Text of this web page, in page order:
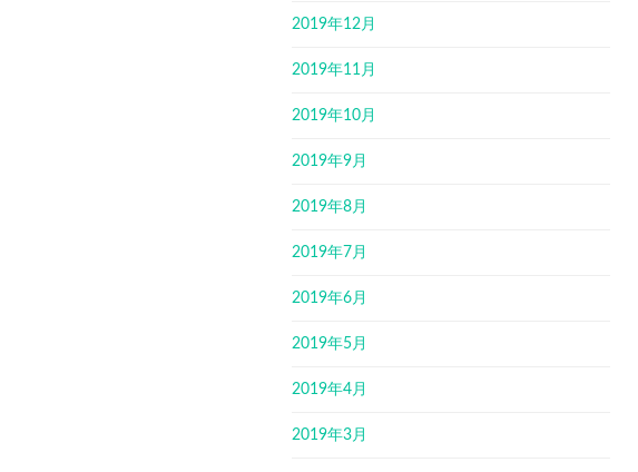
2019年12月
2019年11月
2019年10月
2019年9月
2019年8月
2019年7月
2019年6月
2019年5月
2019年4月
2019年3月